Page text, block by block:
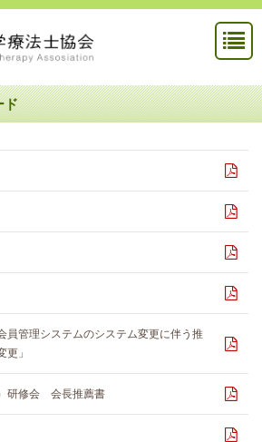
ド
員管理システムのシステム変更に伴う推
」
研修会 会長推薦書